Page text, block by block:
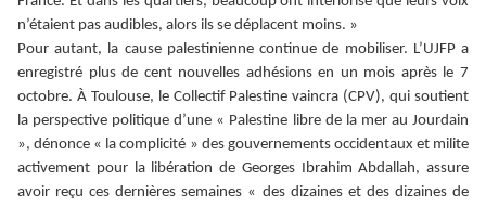
n’étaient pas audibles, alors ils se déplacent moins. »
Pour autant, la cause palestinienne continue de mobiliser. L’UJFP a
enregistré plus de cent nouvelles adhésions en un mois après le 7
octobre. À Toulouse, le Collectif Palestine vaincra (CPV), qui soutient
la perspective politique d’une « Palestine libre de la mer au Jourdain
», dénonce « la complicité » des gouvernements occidentaux et milite
activement pour la libération de Georges Ibrahim Abdallah, assure
avoir reçu ces dernières semaines « des dizaines et des dizaines de